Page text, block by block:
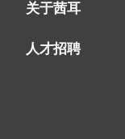
关于茜耳
人才招聘